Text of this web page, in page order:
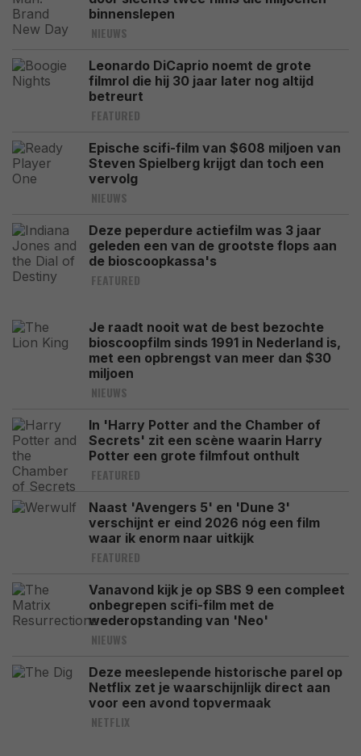
binnenslepen
NIEUWS
Leonardo DiCaprio noemt de grote
filmrol die hij 30 jaar later nog altijd
betreurt
FEATURED
Epische scifi-film van $608 miljoen van
Steven Spielberg krijgt dan toch een
vervolg
NIEUWS
Deze peperdure actiefilm was 3 jaar
geleden een van de grootste flops aan
de bioscoopkassa's
FEATURED
Je raadt nooit wat de best bezochte
bioscoopfilm sinds 1991 in Nederland is,
met een opbrengst van meer dan $30
miljoen
NIEUWS
In 'Harry Potter and the Chamber of
Secrets' zit een scène waarin Harry
Potter een grote filmfout onthult
FEATURED
Naast 'Avengers 5' en 'Dune 3'
verschijnt er eind 2026 nóg een film
waar ik enorm naar uitkijk
FEATURED
Vanavond kijk je op SBS 9 een compleet
onbegrepen scifi-film met de
wederopstanding van 'Neo'
NIEUWS
Deze meeslepende historische parel op
Netflix zet je waarschijnlijk direct aan
voor een avond topvermaak
NETFLIX